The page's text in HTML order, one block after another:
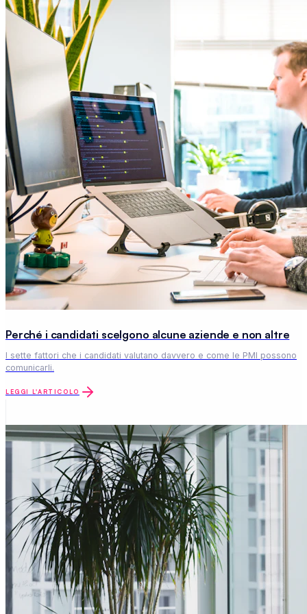
Perché i candidati scelgono alcune aziende e non altre
I sette fattori che i candidati valutano davvero e come le PMI possono
comunicarli.
LEGGI L'ARTICOLO